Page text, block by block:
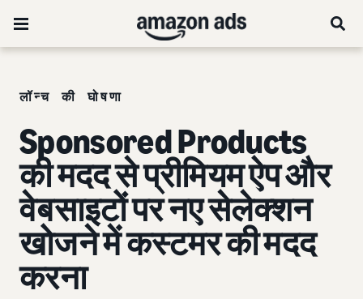
लॉन्च की घोषणा
Sponsored Products
की मदद से प्रीमियम ऐप और
वेबसाइटों पर नए सेलेक्शन
खोजने में कस्टमर की मदद
करना